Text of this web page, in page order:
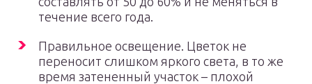
течение всего года.
Правильное освещение. Цветок не
переносит слишком яркого света, в то же
время затененный участок – плохой